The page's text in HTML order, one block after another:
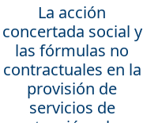
La acción
concertada social y
las fórmulas no
contractuales en la
provisión de
servicios de